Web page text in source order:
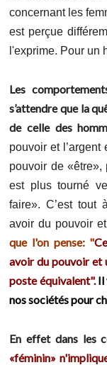
concernant les
est perçue
l'exprime. Pour un
Les
s’attendre que la
de celle des
pouvoir et l’argent
pouvoir de «être»,
est plus tourné
faire». C’est tout
avoir du pouvoir
que l'on pense: "
avoir du pouvoir et
poste équivalent".Il
nos sociétés pour
En effet dans les
«féminin»